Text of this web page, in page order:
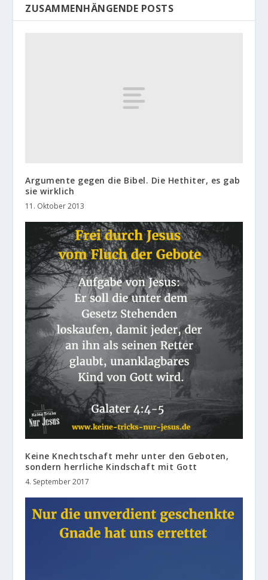
ZUSAMMENHÄNGENDE POSTS
Argumente gegen die Bibel. Die Hethiter, es gab
sie wirklich
11. Oktober 2013
Keine Knechtschaft mehr unter den Geboten,
sondern herrliche Kindschaft mit Gott
4. September 2017